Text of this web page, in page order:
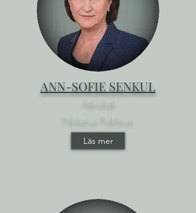
ANN-SOFIE SENKUL
Advokat
Notarius Publicus
Läs mer